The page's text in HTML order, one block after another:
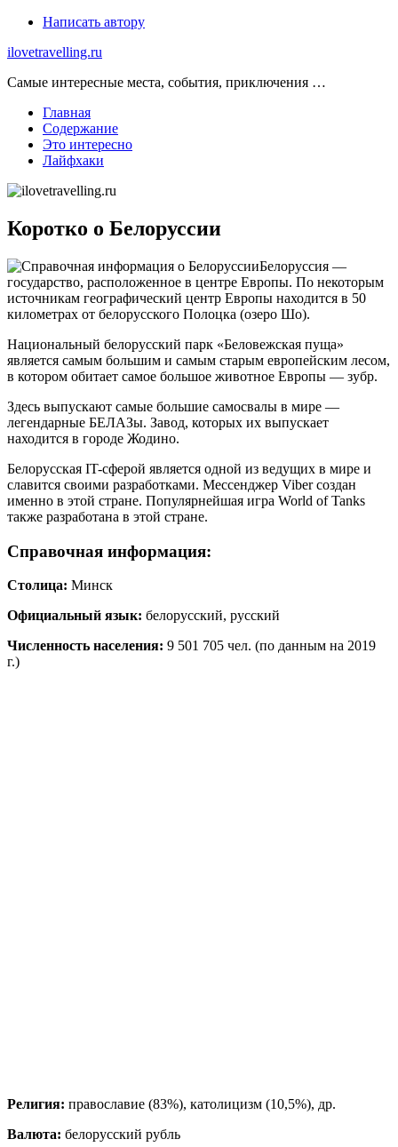
Skip
content
Написать автору
ilovetravelling.ru
Самые интересные места, события, приключения …
Главная
Содержание
Это интересно
Лайфхаки
Коротко о Белоруссии
Белоруссия —
государство, расположенное в центре Европы. По некоторым
источникам географический центр Европы находится в 50
километрах от белорусского Полоцка (озеро Шо).
Национальный белорусский парк «Беловежская пуща»
является самым большим и самым старым европейским лесом,
в котором обитает самое большое животное Европы — зубр.
Здесь выпускают самые большие самосвалы в мире —
легендарные БЕЛАЗы. Завод, которых их выпускает
находится в городе Жодино.
Белорусская IT-сферой является одной из ведущих в мире и
славится своими разработками. Мессенджер Viber создан
именно в этой стране. Популярнейшая игра World of Tanks
также разработана в этой стране.
Справочная информация:
Столица: Минск
Официальный язык: белорусский, русский
Численность населения: 9 501 705 чел. (по данным на 2019
г.)
Религия: православие (83%), католицизм (10,5%), др.
Валюта: белорусский рубль